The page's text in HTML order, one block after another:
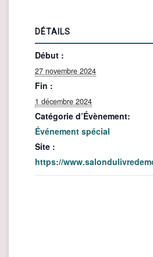
DÉTAILS
Début :
27 novembre 2024
Fin :
1 décembre 2024
Catégorie d’Évènement:
Événement spécial
Site :
https://